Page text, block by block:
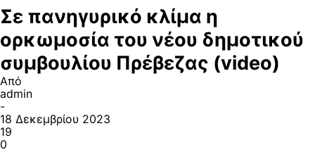
Σε πανηγυρικό κλίμα η
ορκωμοσία του νέου δημοτικού
συμβουλίου Πρέβεζας (video)
Από
admin
-
18 Δεκεμβρίου 2023
19
0